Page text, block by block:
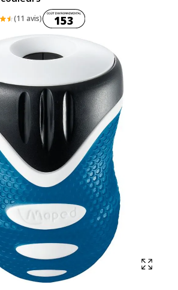
(11 avis)Coût environnemental :
153